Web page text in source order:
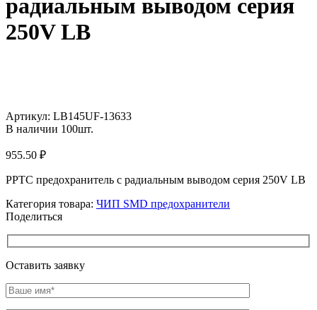
радиальным выводом cерия
250V LB
Артикул: LB145UF-13633
В наличии 100шт.
955.50 ₽
PPTC предохранитель с радиальным выводом cерия 250V LB
Категория товара: ЧИП SMD предохранители
Поделиться
Оставить заявку